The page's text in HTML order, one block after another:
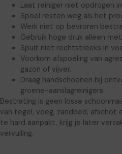
Laat reiniger niet opdrogen
Spoel resten weg als het
Werk niet op bevroren
Gebruik hoge druk alleen
Spuit niet rechtstreeks in
Voorkom afspoeling van
gazon of vijver.
Draag handschoenen bij
groene-aanslagreinigers.
Bestrating is geen losse
van tegel, voeg, zandbed, afschot
te hard aanpakt, krijg je later
vervuiling.